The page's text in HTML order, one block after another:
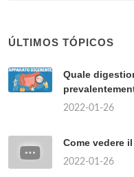
ÚLTIMOS TÓPICOS
Quale
2022-01-26
Come vedere
2022-01-26